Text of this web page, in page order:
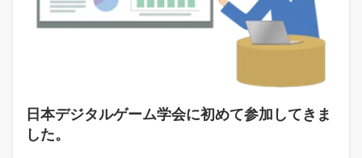
日本デジタルゲーム学会に初めて参加してきま
した。